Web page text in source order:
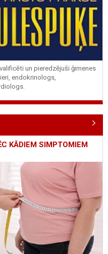
un pieredzējuši ģimenes
endokrinologs,
KĀDIEM SIMPTOMIEM